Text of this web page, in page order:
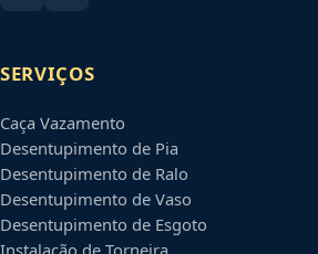
SERVIÇOS
Caça Vazamento
Desentupimento de Pia
Desentupimento de Ralo
Desentupimento de Vaso
Desentupimento de Esgoto
Instalação de Torneira